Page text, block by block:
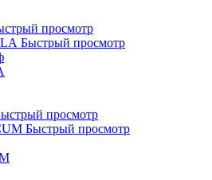
просмотр
Быстрый просмотр
просмотр
Быстрый просмотр